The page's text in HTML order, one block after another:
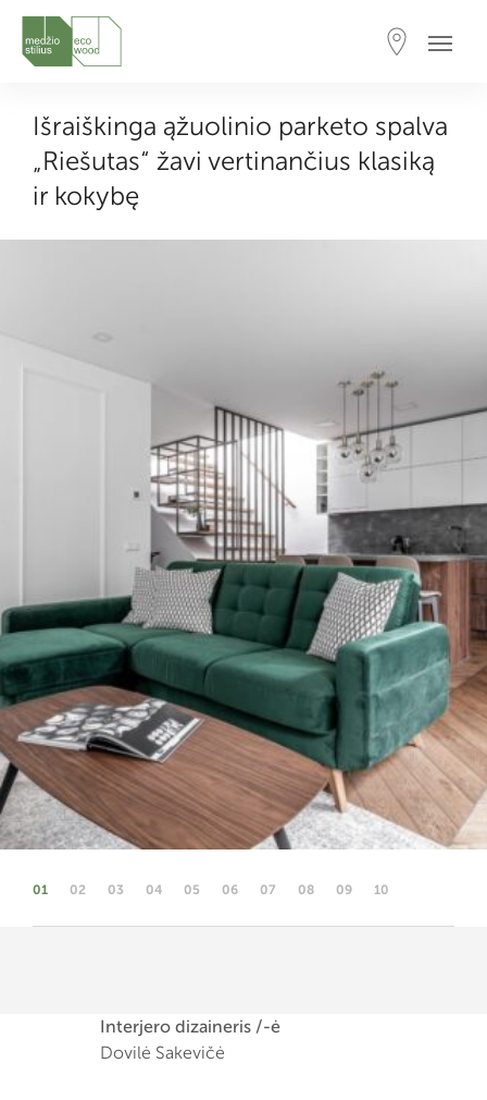
Išraiškinga ąžuolinio parketo spalva
„Riešutas“ žavi vertinančius klasiką
ir kokybę
01 02 03 04 05 06 07 08 09 10
Interjero dizaineris /-ė
Dovilė Sakevičė